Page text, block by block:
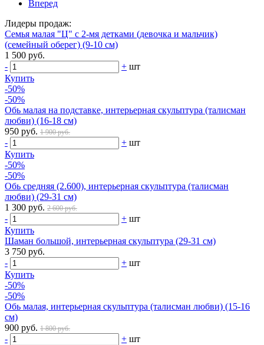
Вперед
Лидеры продаж:
Семья малая "Ц" с 2-мя детками (девочка и мальчик)
(семейный оберег) (9-10 см)
1 500 руб.
-
+ шт
Купить
-50%
-50%
Обь малая на подставке, интерьерная скульптура (талисман
любви) (16-18 см)
950 руб. 1 900 руб.
- + шт
Купить
-50%
-50%
Обь средняя (2.600), интерьерная скульптура (талисман
любви) (29-31 см)
1 300 руб. 2 600 руб.
- + шт
Купить
Шаман большой, интерьерная скульптура (29-31 см)
3 750 руб.
-
+ шт
Купить
-50%
-50%
Обь малая, интерьерная скульптура (талисман любви) (15-16
см)
900 руб. 1 800 руб.
- + шт